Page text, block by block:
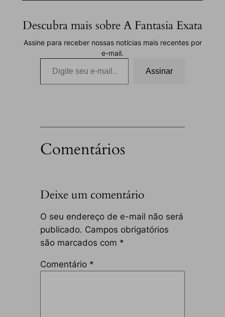
Descubra mais sobre A Fantasia Exata
Assine para receber nossas notícias mais recentes por
e-mail.
Digite seu e-mail…
Assinar
Comentários
Deixe um comentário
O seu endereço de e-mail não será
publicado. Campos obrigatórios
são marcados com *
Comentário *